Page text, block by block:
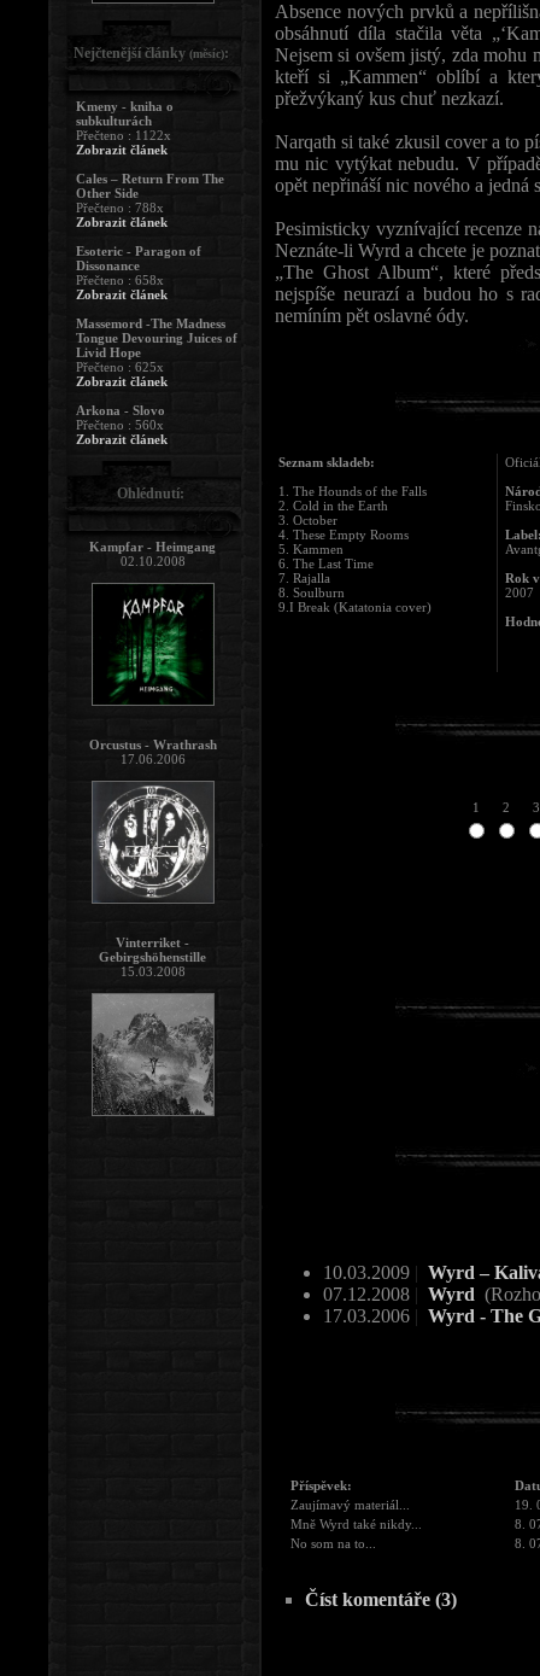
Absence nových prvků a
obsáhnutí díla stačila věta
Nejsem si ovšem jistý, zda mohu
kteří si „Kammen“ oblíbí a
přežvýkaný kus chuť nezkazí.
Narqath si také zkusil cover a to
mu nic vytýkat nebudu. V
opět nepřináší nic nového a
Pesimisticky vyznívající recenze
Neznáte-li Wyrd a chcete je
„The Ghost Album“, které
nejspíše neurazí a budou ho s
nemíním pět oslavné ódy.
Seznam skladeb:
1. The Hounds of the Falls
2. Cold in the Earth
3. October
4. These Empty Rooms
5. Kammen
6. The Last Time
7. Rajalla
8. Soulburn
9.I Break (Katatonia cover)
Rok
2007
1 2 3
10.03.2009 | Wyrd –
07.12.2008 | Wyrd
17.03.2006 | Wyrd - The
Příspěvek:
Zaujímavý materiál...
19.
Mně Wyrd také nikdy...
8.
No som na to...
8.
Číst komentáře (3)
Nejčtenější články (měsíc):
Kmeny - kniha o
subkulturách
Přečteno : 1122x
Zobrazit článek
Cales – Return From The
Other Side
Přečteno : 788x
Zobrazit článek
Esoteric - Paragon of
Dissonance
Přečteno : 658x
Zobrazit článek
Massemord -The Madness
Tongue Devouring Juices of
Livid Hope
Přečteno : 625x
Zobrazit článek
Arkona - Slovo
Přečteno : 560x
Zobrazit článek
Ohlédnutí:
Kampfar - Heimgang
02.10.2008
Orcustus - Wrathrash
17.06.2006
Vinterriket -
Gebirgshöhenstille
15.03.2008